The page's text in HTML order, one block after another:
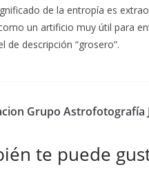
de la entropía es
un artificio muy útil para
de descripción “grosero”.
Grupo Astrofotografía
te puede